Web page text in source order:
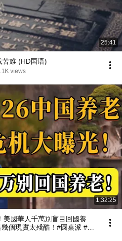
25:41
苦难 (HD国语)
views
1:32:25
美國華人千萬別盲目回國養
個現實太殘酷！#圆桌派 #许